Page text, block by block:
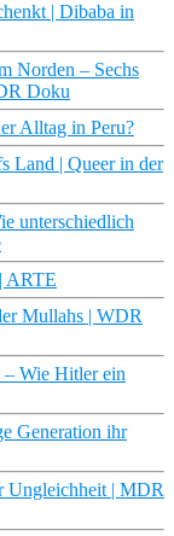
| Dibaba in
Norden – Sechs
Doku
Alltag in Peru?
Land | Queer in der
unterschiedlich
ARTE
Mullahs | WDR
Wie Hitler ein
Generation ihr
Ungleichheit | MDR